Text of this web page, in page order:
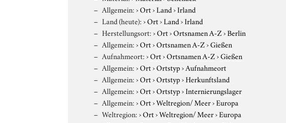
Allgemein:›Ort›Land›Irland
Land (heute):›Ort›Land›Irland
Herstellungsort:›Ort›Ortsnamen A-Z›Berlin
Allgemein:›Ort›Ortsnamen A-Z›Gießen
Aufnahmeort:›Ort›Ortsnamen A-Z›Gießen
Allgemein:›Ort›Ortstyp›Aufnahmeort
Allgemein:›Ort›Ortstyp›Herkunftsland
Allgemein:›Ort›Ortstyp›Internierungslager
Allgemein:›Ort›Weltregion/ Meer›Europa
Weltregion:›Ort›Weltregion/ Meer›Europa